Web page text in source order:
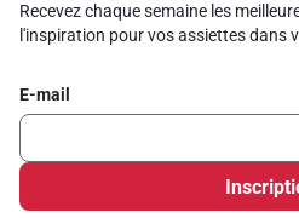
Recevez chaque semaine les
l'inspiration pour vos assiettes dans
E-mail